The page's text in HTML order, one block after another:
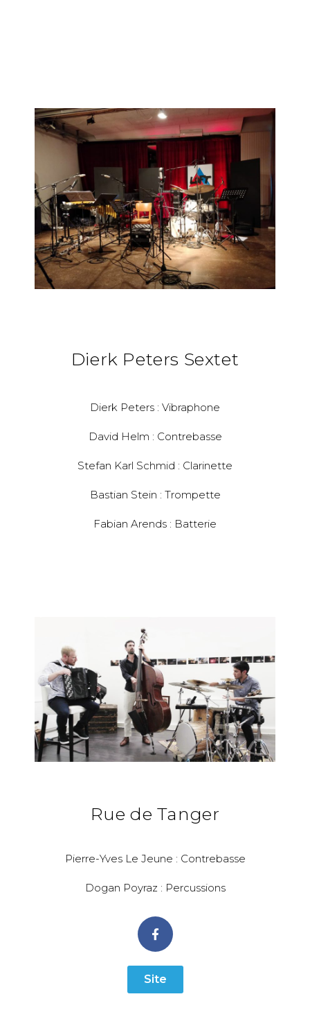
Dierk Peters Sextet
Dierk Peters : Vibraphone
David Helm : Contrebasse
Stefan Karl Schmid : Clarinette
Bastian Stein : Trompette
Fabian Arends : Batterie
Rue de Tanger
Pierre-Yves Le Jeune : Contrebasse
Dogan Poyraz : Percussions
Site